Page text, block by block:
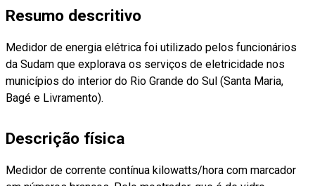
Resumo descritivo
Medidor de energia elétrica foi utilizado pelos funcionários
da Sudam que explorava os serviços de eletricidade nos
municípios do interior do Rio Grande do Sul (Santa Maria,
Bagé e Livramento).
Descrição física
Medidor de corrente contínua kilowatts/hora com marcador